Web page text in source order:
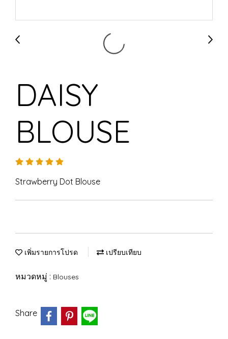
DAISY
BLOUSE
Strawberry Dot Blouse
เพิ่มรายการโปรด เปรียบเทียบ
หมวดหมู่ : Blouses
Share